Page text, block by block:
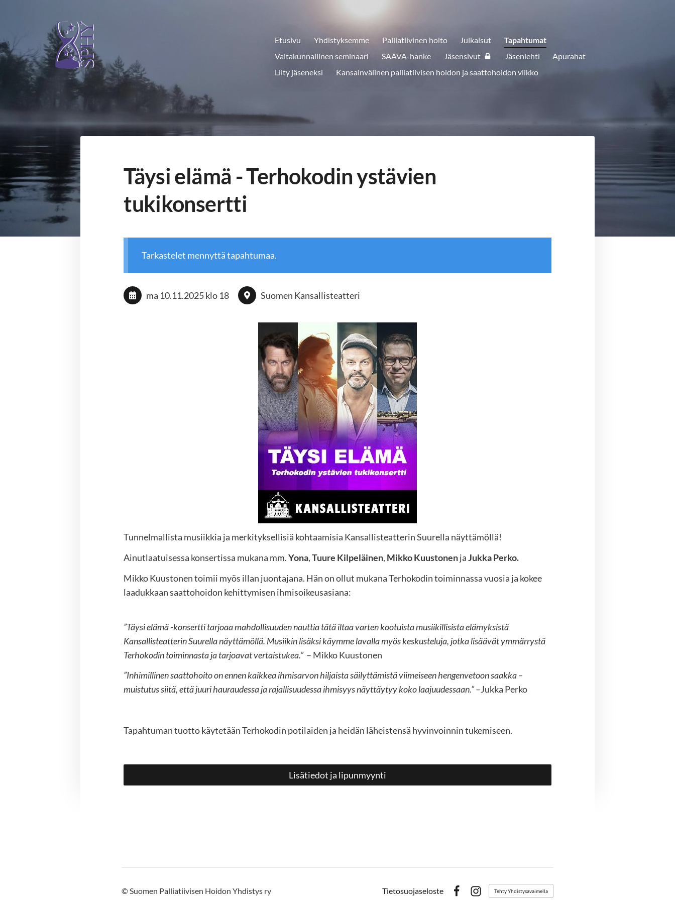
sisältöön
SPHY
Etusivu Yhdistyksemme Palliatiivinen hoito Julkaisut
Tapahtumat
Valtakunnallinen seminaari
SAAVA-hanke Jäsensivut Jäsenlehti
Apurahat
Liity jäseneksi
Kansainvälinen palliatiivisen hoidon ja saattohoidon viikko
Täysi elämä - Terhokodin ystävien
tukikonsertti
Tarkastelet mennyttä tapahtumaa.
ma 10.11.2025klo 18 Suomen Kansallisteatteri
Tunnelmallista musiikkia ja merkityksellisiä kohtaamisia Kansallisteatterin Suurella näyttämöllä!
Ainutlaatuisessa konsertissa mukana mm.Yona,Tuure Kilpeläinen, Mikko KuustonenjaJukka Perko.
Mikko Kuustonen toimii myös illan juontajana. Hän on ollut mukana Terhokodin toiminnassa vuosia ja kokee
laadukkaan saattohoidon kehittymisen ihmisoikeusasiana:
”Täysi elämä -konsertti tarjoaa mahdollisuuden nauttia tätä iltaa varten kootuista musiikillisista elämyksistä
Kansallisteatterin Suurella näyttämöllä. Musiikin lisäksi käymme lavalla myös keskusteluja, jotka lisäävät ymmärrystä
Terhokodin toiminnasta ja tarjoavat vertaistukea.” – Mikko Kuustonen
”Inhimillinen saattohoito on ennen kaikkea ihmisarvon hiljaista säilyttämistä viimeiseen hengenvetoon saakka –
muistutus siitä, että juuri hauraudessa ja rajallisuudessa ihmisyys näyttäytyy koko laajuudessaan.”–Jukka Perko
Tapahtuman tuotto käytetään Terhokodin potilaiden ja heidän läheistensä hyvinvoinnin tukemiseen.
Lisätiedot ja lipunmyynti
©Suomen Palliatiivisen Hoidon Yhdistys ry
Tietosuojaseloste
Tehty Yhdistysavaimella